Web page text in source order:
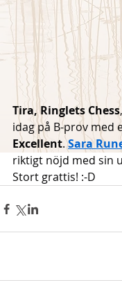
Tira, Ringlets Chess
idag på B-prov med
Excellent. Sara
riktigt nöjd med sin
Stort grattis! :-D